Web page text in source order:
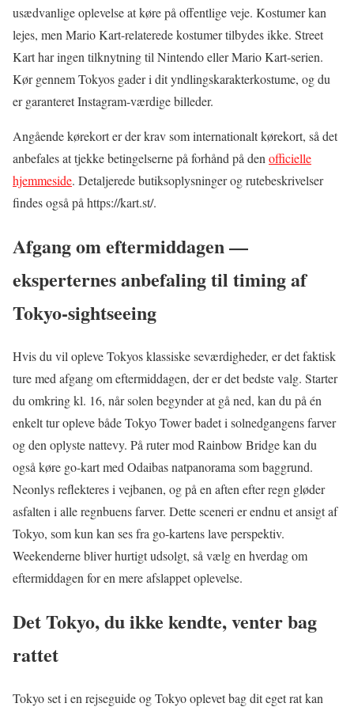
usædvanlige oplevelse at køre på offentlige veje. Kostumer kan
lejes, men Mario Kart-relaterede kostumer tilbydes ikke. Street
Kart har ingen tilknytning til Nintendo eller Mario Kart-serien.
Kør gennem Tokyos gader i dit yndlingskarakterkostume, og du
er garanteret Instagram-værdige billeder.
Angående kørekort er der krav som internationalt kørekort, så det
anbefales at tjekke betingelserne på forhånd på denofficielle
hjemmeside. Detaljerede butiksoplysninger og rutebeskrivelser
findes også på https://kart.st/.
Afgang om eftermiddagen —
eksperternes anbefaling til timing af
Tokyo-sightseeing
Hvis du vil opleve Tokyos klassiske seværdigheder, er det faktisk
ture med afgang om eftermiddagen, der er det bedste valg. Starter
du omkring kl. 16, når solen begynder at gå ned, kan du på én
enkelt tur opleve både Tokyo Tower badet i solnedgangens farver
og den oplyste nattevy. På ruter mod Rainbow Bridge kan du
også køre go-kart med Odaibas natpanorama som baggrund.
Neonlys reflekteres i vejbanen, og på en aften efter regn gløder
asfalten i alle regnbuens farver. Dette sceneri er endnu et ansigt af
Tokyo, som kun kan ses fra go-kartens lave perspektiv.
Weekenderne bliver hurtigt udsolgt, så vælg en hverdag om
eftermiddagen for en mere afslappet oplevelse.
Det Tokyo, du ikke kendte, venter bag
rattet
Tokyo set i en rejseguide og Tokyo oplevet bag dit eget rat kan